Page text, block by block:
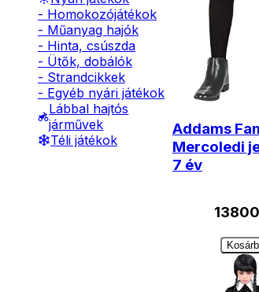
- Homokozójátékok
- Műanyag hajók
- Hinta, csúszda
- Ütők, dobálók
- Strandcikkek
- Egyéb nyári játékok
Lábbal hajtós
járművek
Téli játékok
Addams
Mercoledi
7 év
13800